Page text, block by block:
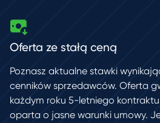
Oferta ze stałą ceną
Poznasz aktualne stawki
cenników sprzedawców. Oferta
każdym roku 5-letniego
oparta o jasne warunki umowy.